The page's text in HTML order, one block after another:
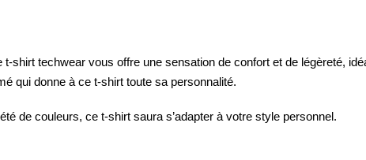
t-shirt techwear vous offre une sensation de confort et de légèreté,
qui donne à ce t-shirt toute sa personnalité.
de couleurs, ce t-shirt saura s’adapter à votre style personnel.